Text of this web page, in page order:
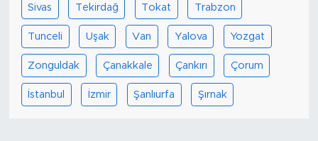
Sivas Tekirdağ Tokat Trabzon
Tunceli Uşak Van Yalova Yozgat
Zonguldak Çanakkale Çankırı Çorum
İstanbul İzmir Şanlıurfa Şırnak